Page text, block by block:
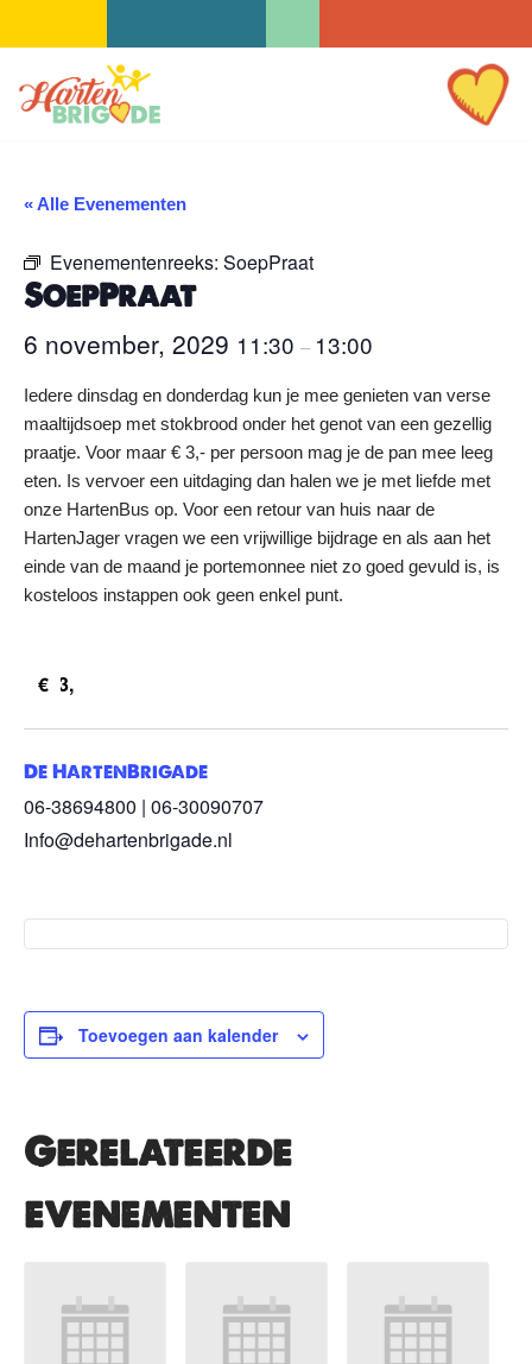
Ga
inhoud
« Alle Evenementen
Evenementenreeks: SoepPraat
SoepPraat
6 november, 2029 11:30 – 13:00
Iedere dinsdag en donderdag kun je mee genieten van verse
maaltijdsoep met stokbrood onder het genot van een gezellig
praatje. Voor maar € 3,- per persoon mag je de pan mee leeg
eten. Is vervoer een uitdaging dan halen we je met liefde met
onze HartenBus op. Voor een retour van huis naar de
HartenJager vragen we een vrijwillige bijdrage en als aan het
einde van de maand je portemonnee niet zo goed gevuld is, is
kosteloos instappen ook geen enkel punt.
€3,
De HartenBrigade
06-38694800 | 06-30090707
Info@dehartenbrigade.nl
Toevoegen aan kalender
Gerelateerde
evenementen